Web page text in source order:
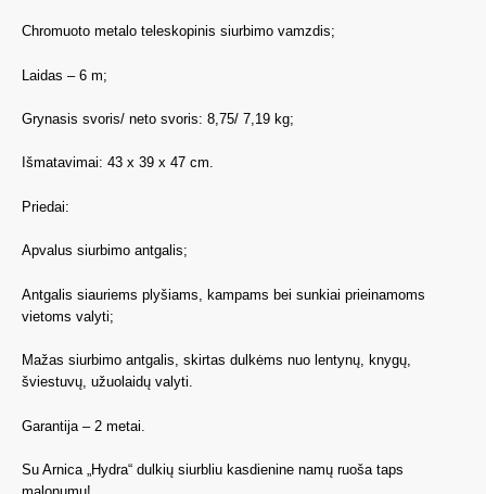
Chromuoto metalo teleskopinis siurbimo vamzdis;
Laidas – 6 m;
Grynasis svoris/ neto svoris: 8,75/ 7,19 kg;
Išmatavimai: 43 x 39 x 47 cm.
Priedai:
Apvalus siurbimo antgalis;
Antgalis siauriems plyšiams, kampams bei sunkiai prieinamoms
vietoms valyti;
Mažas siurbimo antgalis, skirtas dulkėms nuo lentynų, knygų,
šviestuvų, užuolaidų valyti.
Garantija – 2 metai.
Su Arnica „Hydra“ dulkių siurbliu kasdienine namų ruoša taps